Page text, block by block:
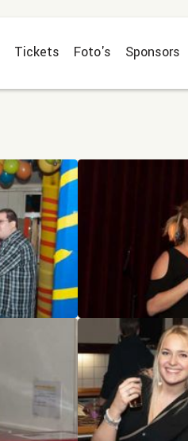
Tickets Foto's Sponsors